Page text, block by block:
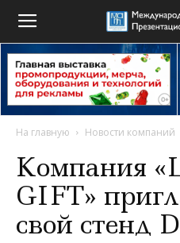
На главную Новости компаний
Компания
GIFT»
свой стенд